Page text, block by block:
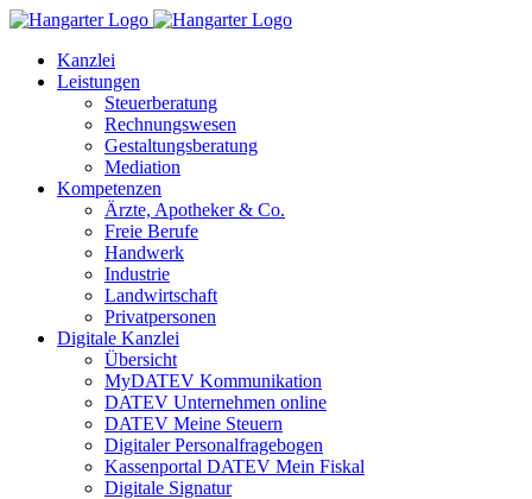
Kanzlei
Leistungen
Steuerberatung
Rechnungswesen
Gestaltungsberatung
Mediation
Kompetenzen
Ärzte, Apotheker & Co.
Freie Berufe
Handwerk
Industrie
Landwirtschaft
Privatpersonen
Digitale Kanzlei
Übersicht
MyDATEV Kommunikation
DATEV Unternehmen online
DATEV Meine Steuern
Digitaler Personalfragebogen
Kassenportal DATEV Mein Fiskal
Digitale Signatur